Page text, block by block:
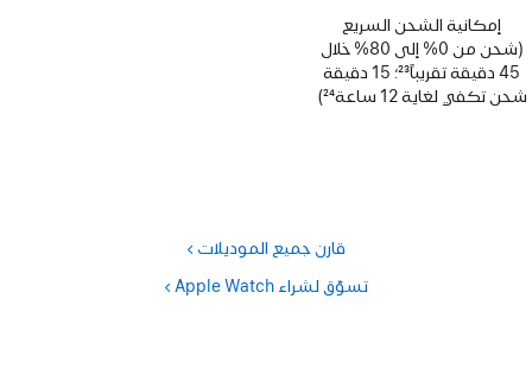
إمكانية الشحن السريع
(شحن من 0% إلى 80% خلال
45 دقيقة تقريباً
حاشية
23
؛ 15 دقيقة
شحن تكفي لغاية 12 ساعة
24
)
قارن جميع الموديلات
تسوّق لشراء Apple Watch‏